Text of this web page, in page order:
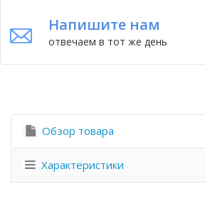
Напишите нам
отвечаем в тот же день
Обзор товара
Характеристики